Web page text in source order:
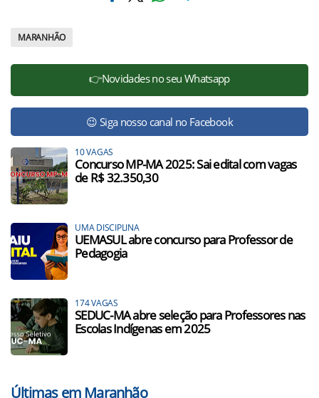
MARANHÃO
👉Novidades no seu Whatsapp
😉 Siga nosso canal no Facebook
10 VAGAS
Concurso MP-MA 2025: Sai edital com vagas
de R$ 32.350,30
UMA DISCIPLINA
UEMASUL abre concurso para Professor de
Pedagogia
174 VAGAS
SEDUC-MA abre seleção para Professores nas
Escolas Indígenas em 2025
Últimas em Maranhão